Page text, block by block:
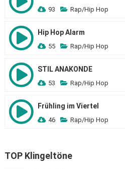
93 Rap/Hip Hop
Hip Hop Alarm
55 Rap/Hip Hop
STIL ANAKONDE
53 Rap/Hip Hop
Frühling im Viertel
46 Rap/Hip Hop
TOP Klingeltöne